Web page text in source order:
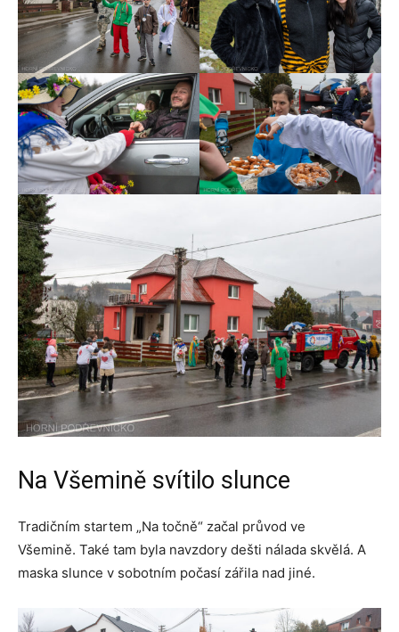
Na Všemině svítilo slunce
Tradičním startem „Na točně“ začal průvod ve
Všemině. Také tam byla navzdory dešti nálada skvělá. A
maska slunce v sobotním počasí zářila nad jiné.